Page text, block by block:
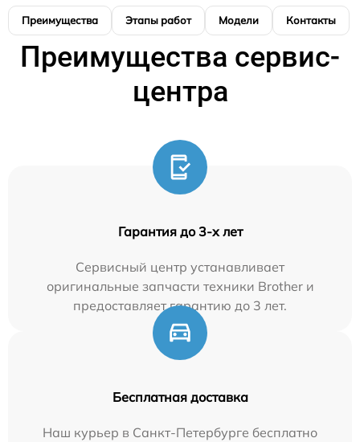
Преимущества Этапы работ Модели Контакты
Преимущества сервис-
центра
Гарантия до 3-х лет
Сервисный центр устанавливает
оригинальные запчасти техники Brother и
предоставляет гарантию до 3 лет.
Бесплатная доставка
Наш курьер в Санкт-Петербурге бесплатно